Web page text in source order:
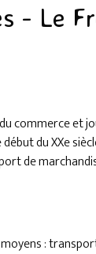
- Le
commerce et
du XXe
de
: